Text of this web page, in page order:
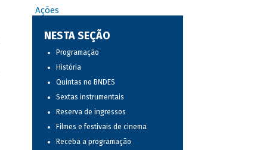
Ações
NESTA SEÇÃO
Programação
História
Quintas no BNDES
Sextas instrumentais
Reserva de ingressos
Filmes e festivais de cinema
Receba a programação